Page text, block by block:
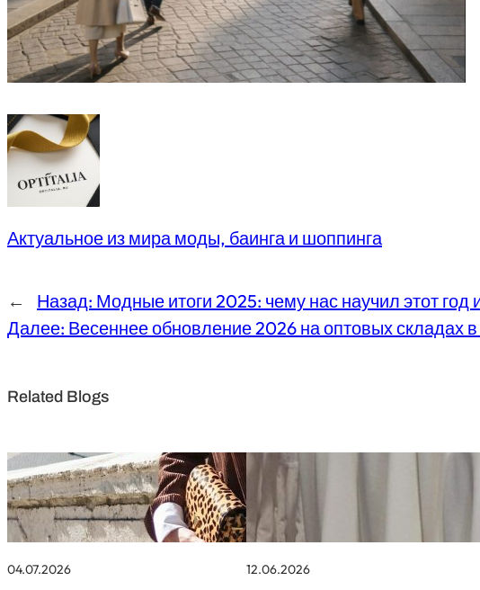
Актуальное из мира моды, баинга и шоппинга
← Назад: Модные итоги 2025: чему нас научил этот год
Далее: Весеннее обновление 2026 на оптовых складах
Related Blogs
04.07.2026 12.06.2026